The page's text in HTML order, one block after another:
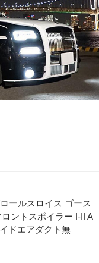
ールスロイス ゴース
ントスポイラー I-II A
ドエアダクト無